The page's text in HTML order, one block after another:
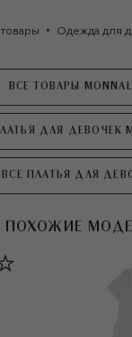
Одежда для
ВСЕ ТОВАРЫ
ДЛЯ ДЕВОЧЕК
ВСЕ ПЛАТЬЯ ДЛЯ
ПОХОЖИЕ